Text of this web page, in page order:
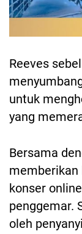
Reeves
untuk
yang
Bersama
memberikan
konser
penggemar.
oleh